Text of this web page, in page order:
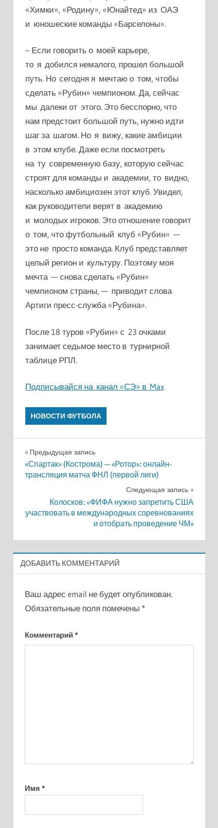
«Химки», «Родину», «Юнайтед» из ОАЭ
и юношеские команды «Барселоны».
– Если говорить о моей карьере,
то я добился немалого, прошел большой
путь. Но сегодня я мечтаю о том, чтобы
сделать «Рубин» чемпионом. Да, сейчас
мы далеки от этого. Это бесспорно, что
нам предстоит большой путь, нужно идти
шаг за шагом. Но я вижу, какие амбиции
в этом клубе. Даже если посмотреть
на ту современную базу, которую сейчас
строят для команды и академии, то видно,
насколько амбициозен этот клуб. Увидел,
как руководители верят в академию
и молодых игроков. Это отношение говорит
о том, что футбольный клуб «Рубин» —
это не просто команда. Клуб представляет
целый регион и культуру. Поэтому моя
мечта — снова сделать «Рубин»
чемпионом страны, — приводит слова
Артиги пресс-служба «Рубина».
После 18 туров «Рубин» с 23 очками
занимает седьмое место в турнирной
таблице РПЛ.
Подписывайся на канал «СЭ» в Max
НОВОСТИ ФУТБОЛА
Навигация
по
Предыдущая запись
«Спартак» (Кострома) — «Ротор»: онлайн-
трансляция матча ФНЛ (первой лиги)
Следующая запись
Колосков: «ФИФА нужно запретить США
участвовать в международных соревнованиях
и отобрать проведение ЧМ»
ДОБАВИТЬ КОММЕНТАРИЙ
Ваш адрес email не будет опубликован.
Обязательные поля помечены *
Комментарий *
Имя *